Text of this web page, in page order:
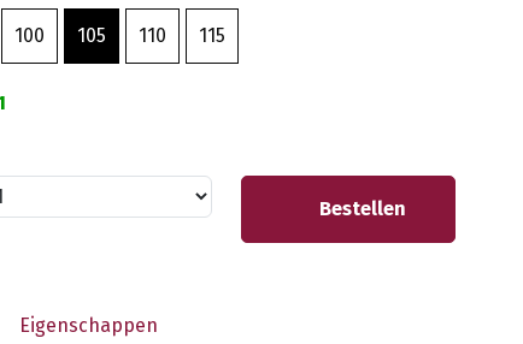
100 105 110 115
Bestellen
Eigenschappen